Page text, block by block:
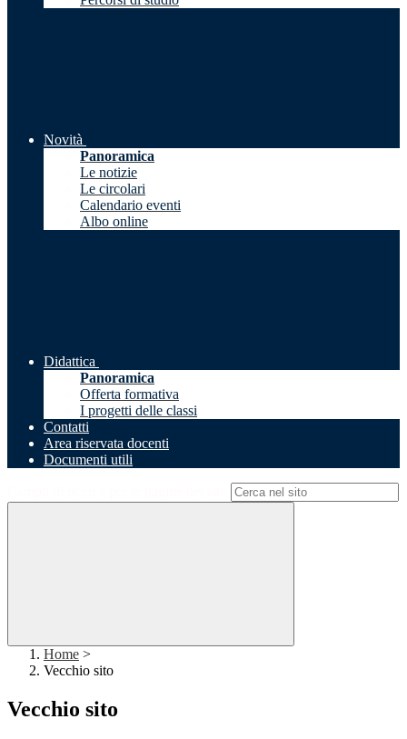
Novità
Panoramica
Le notizie
Le circolari
Calendario eventi
Albo online
Didattica
Panoramica
Offerta formativa
I progetti delle classi
Contatti
Area riservata docenti
Documenti utili
Home >
Vecchio sito
Vecchio sito